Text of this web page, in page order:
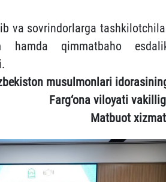
va sovrindorlarga
hamda qimmatbaho
musulmonlari
Farg‘ona viloyati
Matbuot